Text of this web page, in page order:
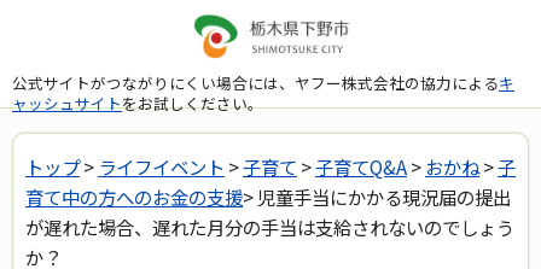
公式サイトがつながりにくい場合には、ヤフー株式会社の協力によるキ
ャッシュサイトをお試しください。
トップ> ライフイベント >子育て >子育てQ&A>おかね>子
育て中の方へのお金の支援> 児童手当にかかる現況届の提出
が遅れた場合、遅れた月分の手当は支給されないのでしょう
か？